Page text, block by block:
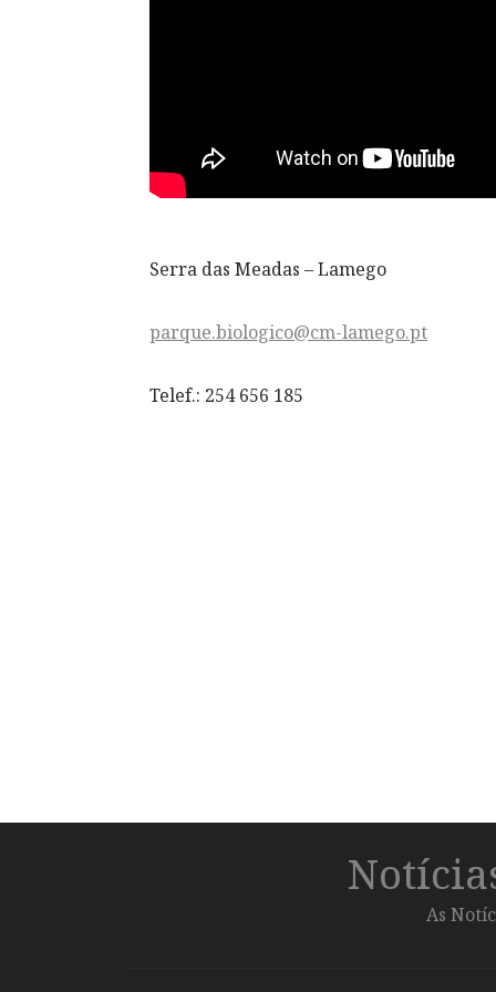
Serra das Meadas – Lamego
parque.biologico@cm-lamego.pt
Telef.: 254 656 185
As